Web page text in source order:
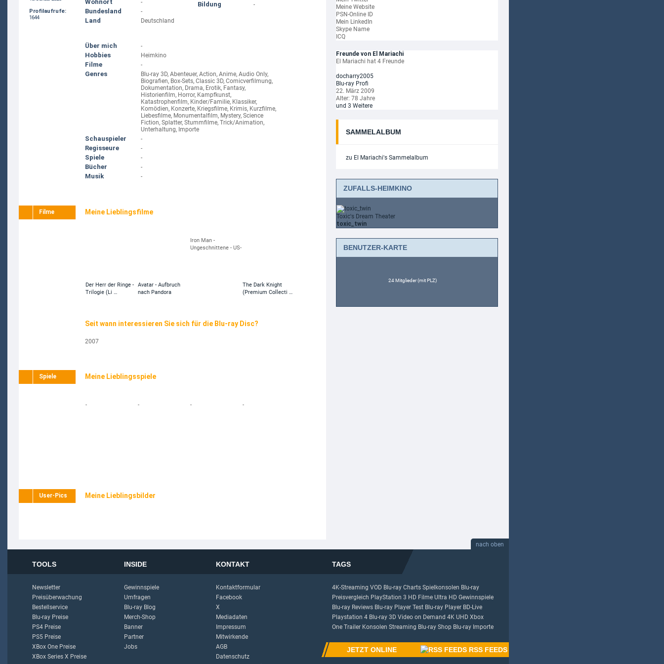
Profilaufrufe:
1644
Wohnort -
Bundesland -
Land Deutschland
Bildung -
Über mich -
Hobbies Heimkino
Filme -
Genres
Blu-ray 3D, Abenteuer, Action, Anime, Audio Only,
Biografien, Box-Sets, Classic 3D, Comicverfilmung,
Dokumentation, Drama, Erotik, Fantasy,
Historienfilm, Horror, Kampfkunst,
Katastrophenfilm, Kinder/Familie, Klassiker,
Komödien, Konzerte, Kriegsfilme, Krimis, Kurzfilme,
Liebesfilme, Monumentalfilm, Mystery, Science
Fiction, Splatter, Stummfilme, Trick/Animation,
Unterhaltung, Importe
Schauspieler -
Regisseure -
Spiele -
Bücher -
Musik -
Filme Meine Lieblingsfilme
Der Herr der Ringe -
Trilogie (Li …
Avatar - Aufbruch
nach Pandora
Iron Man -
Ungeschnittene - US-
The Dark Knight
(Premium Collecti …
Seit wann interessieren Sie sich für die Blu-ray Disc?
2007
Spiele Meine Lieblingsspiele
- - - -
User-Pics Meine Lieblingsbilder
Meine Website
PSN-Online ID
Mein LinkedIn
Skype Name
ICQ
Freunde von El Mariachi
El Mariachi hat 4 Freunde
docharry2005
Blu-ray Profi
22. März 2009
Alter: 78 Jahre
und 3 Weitere
SAMMELALBUM
zu El Mariachi's Sammelalbum
ZUFALLS-HEIMKINO
Toxic's Dream Theater
toxic_twin
BENUTZER-KARTE
24 Mitglieder (mit PLZ)
nach oben
TOOLS
Newsletter
Preisüberwachung
Bestellservice
Blu-ray Preise
PS4 Preise
PS5 Preise
XBox One Preise
XBox Series X Preise
INSIDE
Gewinnspiele
Umfragen
Blu-ray Blog
Merch-Shop
Banner
Partner
Jobs
KONTAKT
Kontaktformular
Facebook
X
Mediadaten
Impressum
Mitwirkende
AGB
Datenschutz
TAGS
4K-Streaming VOD Blu-ray Charts Spielkonsolen Blu-ray
Preisvergleich PlayStation 3 HD Filme Ultra HD Gewinnspiele
Blu-ray Reviews Blu-ray Player Test Blu-ray Player BD-Live
Playstation 4 Blu-ray 3D Video on Demand 4K UHD Xbox
One Trailer Konsolen Streaming Blu-ray Shop Blu-ray Importe
JETZT ONLINE RSS FEEDS